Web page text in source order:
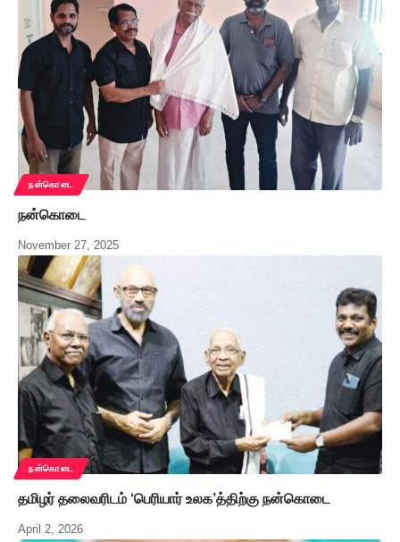
நன்கொடை
நன்கொடை
November 27, 2025
நன்கொடை
தமிழர் தலைவரிடம் ‘பெரியார் உலக’த்திற்கு நன்கொடை
April 2, 2026